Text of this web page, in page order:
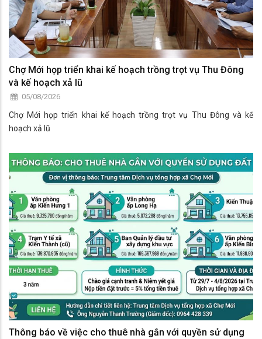
Chợ Mới họp triển khai kế hoạch trồng trọt vụ Thu Đông
và kế hoạch xả lũ
05/08/2026
Chợ Mới họp triển khai kế hoạch trồng trọt vụ Thu Đông và kế
hoạch xả lũ
Thông báo về việc cho thuê nhà gắn với quyền sử dụng